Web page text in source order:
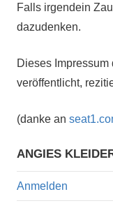
Falls irgendein
dazudenken.
Dieses Impressum
veröffentlicht,
(danke an
ANGIES
Anmelden